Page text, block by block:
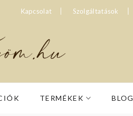
Kapcsolat Szolgáltatások
TERMÉKEK BLOG